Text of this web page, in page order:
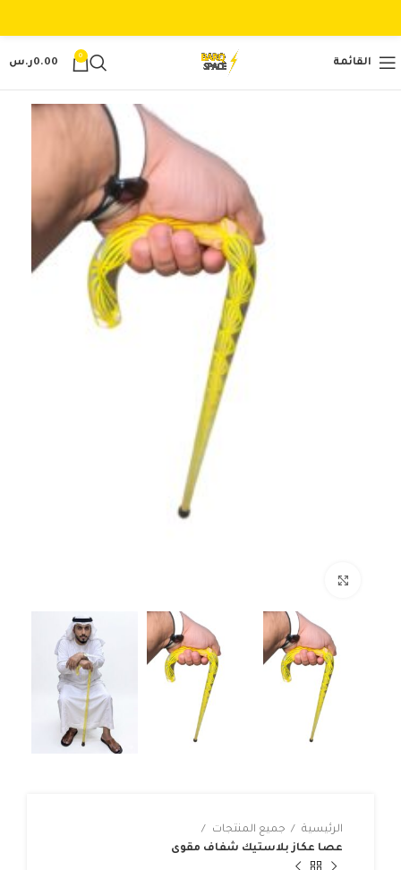
القائمة
0
0.00ر.س
الرئيسية
جميع المنتجات
عصا عكاز بلاستيك شفاف مقوى